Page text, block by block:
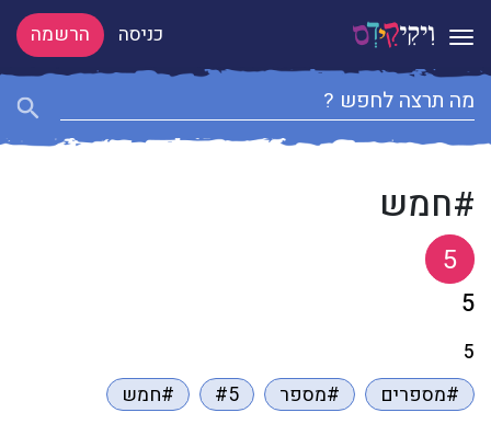
Toggle navigation כניסה הרשמה
#חמש
5
5
5
#מספרים
#מספר #5 #חמש